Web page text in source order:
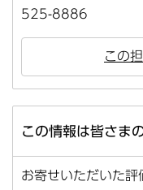
525-8886
この
この情報は皆さま
お寄せいただいた